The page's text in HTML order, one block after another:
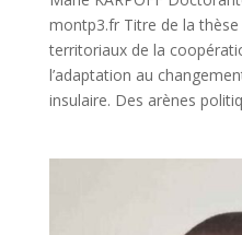
montp3.fr Titre de la
territoriaux de la
l’adaptation au
insulaire. Des arènes